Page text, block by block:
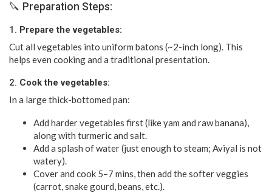
🔪 Preparation Steps:
1. Prepare the vegetables:
Cut all vegetables into uniform batons (~2-inch long). This
helps even cooking and a traditional presentation.
2. Cook the vegetables:
In a large thick-bottomed pan:
Add harder vegetables first (like yam and raw banana),
along with turmeric and salt.
Add a splash of water (just enough to steam; Aviyal is not
watery).
Cover and cook 5–7 mins, then add the softer veggies
(carrot, snake gourd, beans, etc.).